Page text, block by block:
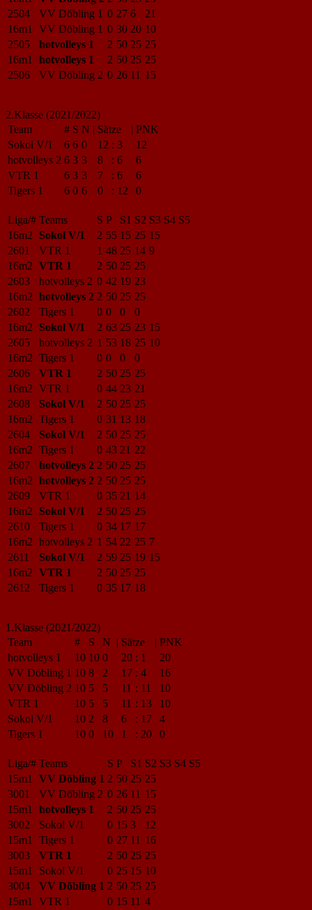
2504
VV Döbling 1 0 27 6
21
16m1
VV Döbling 1 0 30 20 10
2505
hotvolleys 1 2 50 25 25
16m1
hotvolleys 1 2 50 25 25
2506
VV Döbling 2 0 26 11 15
2.Klasse (2021/2022)
Team
# S N | Sätze | PNK
Sokol V/1
6 6 0 12 : 3
12
hotvolleys 2 6 3 3 8 : 6
6
VTR 1
6 3 3 7 : 6
6
Tigers 1
6 0 6 0 : 12 0
Liga/# Teams S P S1 S2 S3 S4 S5
16m2
Sokol V/1 2 55 15 25 15
2601
VTR 1 1 48 25 14 9
16m2 VTR 1 2 50 25 25
2603
hotvolleys 2 0 42 19 23
16m2 hotvolleys 2 2 50 25 25
2602
Tigers 1 0 0 0
0
16m2
Sokol V/1 2 63 25 23 15
2605
hotvolleys 2 1 53 18 25 10
16m2 Tigers 1 0 0 0
0
2606
VTR 1 2 50 25 25
16m2 VTR 1 0 44 23 21
2608
Sokol V/1 2 50 25 25
16m2 Tigers 1 0 31 13 18
2604
Sokol V/1 2 50 25 25
16m2 Tigers 1 0 43 21 22
2607
hotvolleys 2 2 50 25 25
16m2 hotvolleys 2 2 50 25 25
2609
VTR 1 0 35 21 14
16m2
Sokol V/1 2 50 25 25
2610
Tigers 1 0 34 17 17
16m2 hotvolleys 2 1 54 22 25 7
2611
Sokol V/1 2 59 25 19 15
16m2 VTR 1 2 50 25 25
2612
Tigers 1 0 35 17 18
1.Klasse (2021/2022)
Team
# S N | Sätze | PNK
hotvolleys 1
10 10 0 20 : 1
20
VV Döbling 1 10 8 2 17 : 4
16
VV Döbling 2 10 5 5 11 : 11
10
VTR 1
10 5 5 11 : 13
10
Sokol V/1
10 2 8 6 : 17
4
Tigers 1
10 0 10 1 : 20 0
Liga/# Teams S P S1 S2 S3 S4 S5
15m1
VV Döbling 1 2 50 25 25
3001
VV Döbling 2 0 26 11 15
15m1
hotvolleys 1 2 50 25 25
3002
Sokol V/1 0 15 3
12
15m1
Tigers 1 0 27 11 16
3003
VTR 1 2 50 25 25
15m1
Sokol V/1 0 25 15 10
3004
VV Döbling 1 2 50 25 25
15m1
VTR 1 0 15 11 4